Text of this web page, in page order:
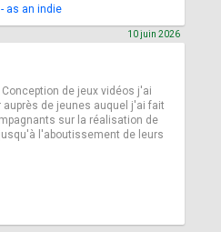
as an indie
10 juin 2026
de jeux vidéos j'ai
de jeunes auquel j'ai fait
sur la réalisation de
l'aboutissement de leurs